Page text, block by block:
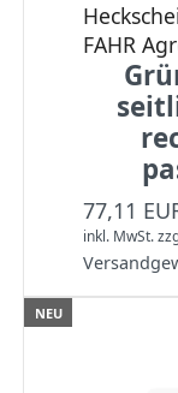
FAHR
77,11
inkl. MwSt.
NEU